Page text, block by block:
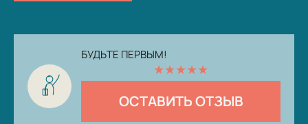
БУДЬТЕ ПЕРВЫМ!
★★★★★
ОСТАВИТЬ ОТЗЫВ